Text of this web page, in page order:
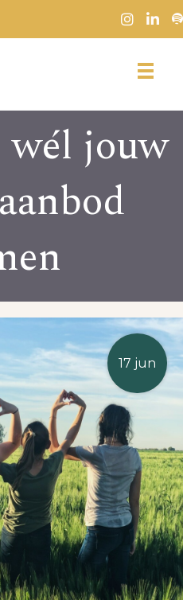
wél jouw
17 jun